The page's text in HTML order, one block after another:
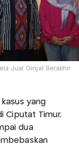
Jual Ginjal Berakhir
yang
Ciputat Timur,
dua